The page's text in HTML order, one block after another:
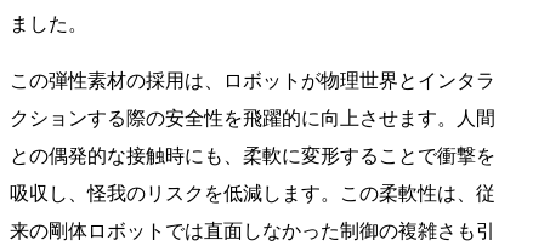
ました。
この弾性素材の採用は、ロボットが物理世界とインタラ
クションする際の安全性を飛躍的に向上させます。人間
との偶発的な接触時にも、柔軟に変形することで衝撃を
吸収し、怪我のリスクを低減します。この柔軟性は、従
来の剛体ロボットでは直面しなかった制御の複雑さも引